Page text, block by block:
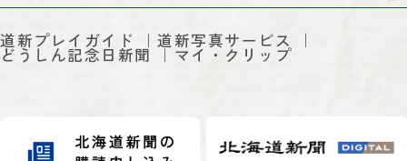
道新プレイガイド 道新写真サービス
どうしん記念日新聞 マイ・クリップ